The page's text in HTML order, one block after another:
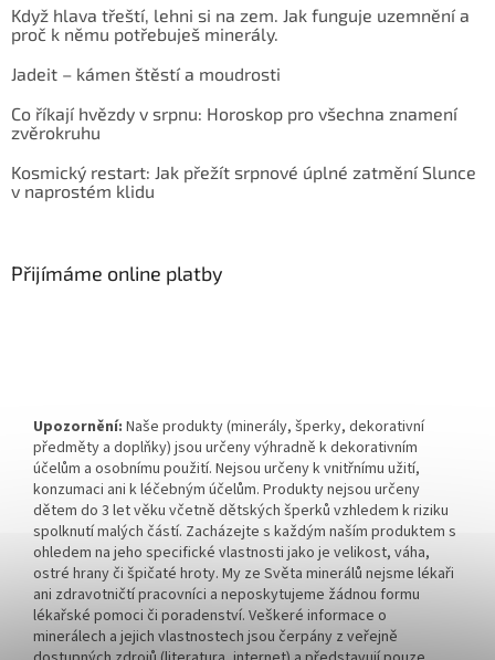
Když hlava třeští, lehni si na zem. Jak funguje uzemnění a
proč k němu potřebuješ minerály.
Jadeit – kámen štěstí a moudrosti
Co říkají hvězdy v srpnu: Horoskop pro všechna znamení
zvěrokruhu
Kosmický restart: Jak přežít srpnové úplné zatmění Slunce
v naprostém klidu
Přijímáme online platby
Upozornění: Naše produkty (minerály, šperky, dekorativní
předměty a doplňky) jsou určeny výhradně k dekorativním
účelům a osobnímu použití. Nejsou určeny k vnitřnímu užití,
konzumaci ani k léčebným účelům. Produkty nejsou určeny
dětem do 3 let věku včetně dětských šperků vzhledem k riziku
spolknutí malých částí. Zacházejte s každým naším produktem s
ohledem na jeho specifické vlastnosti jako je velikost, váha,
ostré hrany či špičaté hroty. My ze Světa minerálů nejsme lékaři
ani zdravotničtí pracovníci a neposkytujeme žádnou formu
lékařské pomoci či poradenství. Veškeré informace o
minerálech a jejich vlastnostech jsou čerpány z veřejně